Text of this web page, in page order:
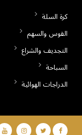
كرة السلة
القوس والسهم
التجديف والشراع
السباحة
الدراجات الهوائية